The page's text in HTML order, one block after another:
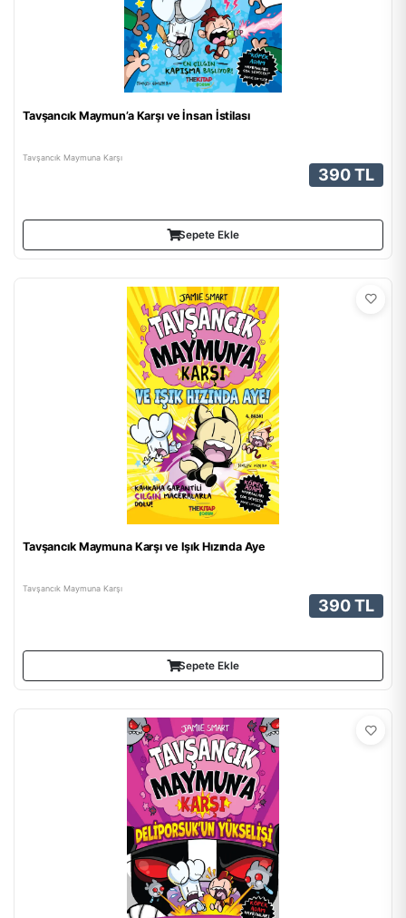
Tavşancık Maymun’a Karşı ve İnsan İstilası
Tavşancık Maymuna Karşı
390 TL
Sepete Ekle
Tavşancık Maymuna Karşı ve Işık Hızında Aye
Tavşancık Maymuna Karşı
390 TL
Sepete Ekle